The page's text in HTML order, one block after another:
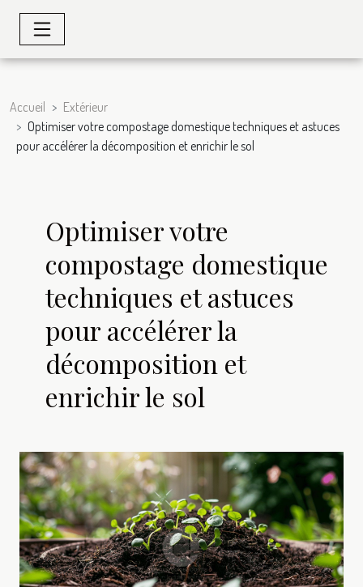
Accueil
Extérieur
Optimiser votre compostage domestique techniques et astuces
pour accélérer la décomposition et enrichir le sol
Optimiser votre
compostage domestique
techniques et astuces
pour accélérer la
décomposition et
enrichir le sol